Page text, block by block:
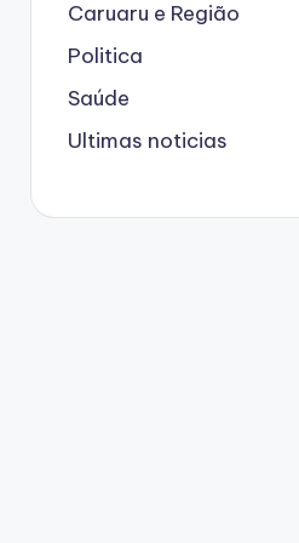
Caruaru e Região
Politica
Saúde
Ultimas noticias